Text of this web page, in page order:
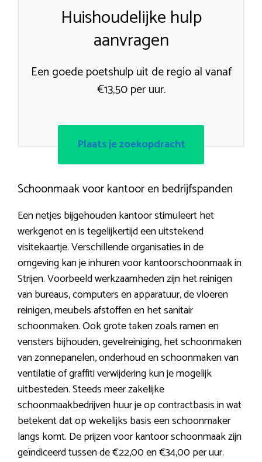
Huishoudelijke hulp
aanvragen
Een goede poetshulp uit de regio al vanaf
€13,50 per uur.
Plaats je zoekopdracht
Schoonmaak voor kantoor en bedrijfspanden
Een netjes bijgehouden kantoor stimuleert het
werkgenot en is tegelijkertijd een uitstekend
visitekaartje. Verschillende organisaties in de
omgeving kan je inhuren voor kantoorschoonmaak in
Strijen. Voorbeeld werkzaamheden zijn het reinigen
van bureaus, computers en apparatuur, de vloeren
reinigen, meubels afstoffen en het sanitair
schoonmaken. Ook grote taken zoals ramen en
vensters bijhouden, gevelreiniging, het schoonmaken
van zonnepanelen, onderhoud en schoonmaken van
ventilatie of graffiti verwijdering kun je mogelijk
uitbesteden. Steeds meer zakelijke
schoonmaakbedrijven huur je op contractbasis in wat
betekent dat op wekelijks basis een schoonmaker
langs komt. De prijzen voor kantoor schoonmaak zijn
geïndiceerd tussen de €22,00 en €34,00 per uur.